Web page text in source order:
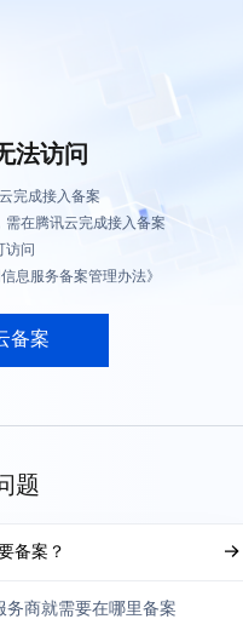
法访问
完成接入备案
在腾讯云完成接入备案
访问
息服务备案管理办法》
备案
题
备案？
商就需要在哪里备案